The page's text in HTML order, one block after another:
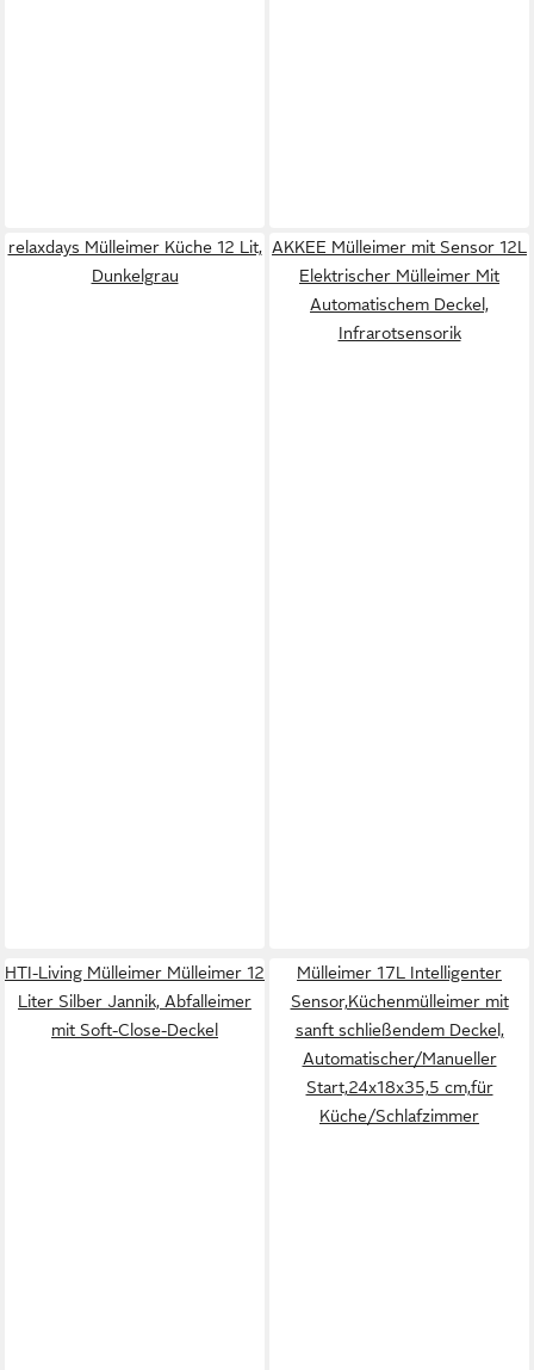
relaxdays Mülleimer Küche 12 Lit,
Dunkelgrau
AKKEE Mülleimer mit Sensor 12L
Elektrischer Mülleimer Mit
Automatischem Deckel,
Infrarotsensorik
HTI-Living Mülleimer Mülleimer 12
Liter Silber Jannik, Abfalleimer
mit Soft-Close-Deckel
Mülleimer 17L Intelligenter
Sensor,Küchenmülleimer mit
sanft schließendem Deckel,
Automatischer/Manueller
Start,24x18x35,5 cm,für
Küche/Schlafzimmer